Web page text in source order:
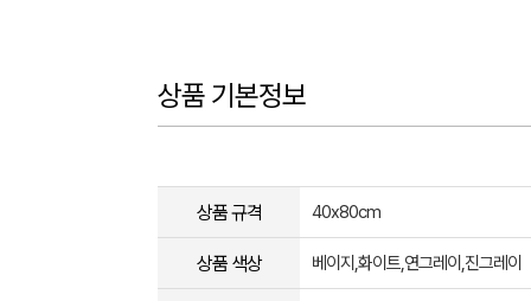
상품 기본정보
상품 규격 40x80cm
상품 색상 베이지,화이트,연그레이,진그레이